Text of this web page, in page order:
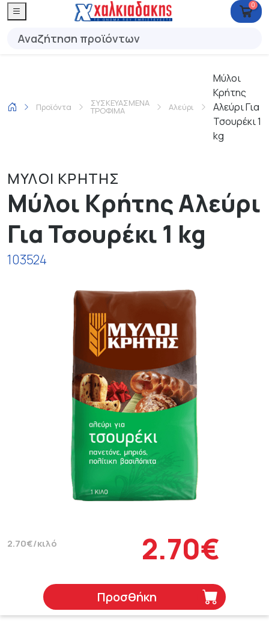
0
Προϊόντα ΣΥΣΚΕΥΑΣΜΕΝΑ
ΤΡΟΦΙΜΑ Αλεύρι
Μύλοι
Κρήτης
Αλεύρι Για
Τσουρέκι 1
kg
ΜΥΛΟΙ ΚΡΗΤΗΣ
Μύλοι Κρήτης Αλεύρι
Για Τσουρέκι 1 kg
103524
2.70€/κιλό 2.70€
Προσθήκη